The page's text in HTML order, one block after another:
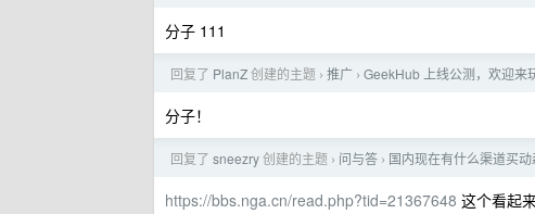
分子 111
回复了 PlanZ创建的主题 › 推广 › GeekHub 上线公测，欢迎来
分子！
回复了 sneezry创建的主题 › 问与答 › 国内现在有什么渠道买
https://bbs.nga.cn/read.php?tid=21367648 这个看起